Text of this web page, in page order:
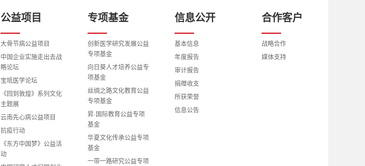
公益项目
大骨节病公益项目
中国企业实施走出去战
略论坛
宝坻医学论坛
《回到敦煌》系列文化
主题展
云南先心病公益项目
抗疫行动
《东方中国梦》公益活
动
专项基金
创新医学研究发展公益
专项基金
向日葵人才培养公益专
项基金
丝绸之路文化教育公益
专项基金
昇·国际教育公益专项
基金
华夏文化传承公益专项
基金
一带一路研究公益专项
信息公开
基本信息
年度报告
审计报告
捐赠收支
所获荣誉
信息公告
合作客户
战略合作
媒体支持